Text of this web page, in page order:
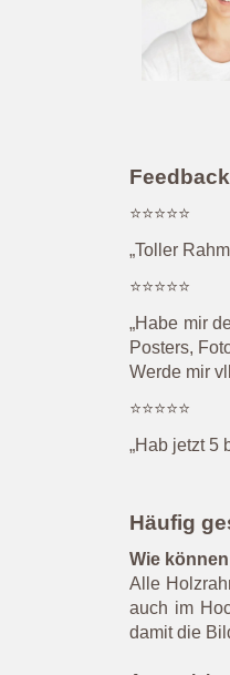
⭐⭐⭐⭐⭐
„Toller
⭐⭐⭐⭐⭐
„Habe mir
Posters,
Werde mir
⭐⭐⭐⭐⭐
„Hab jetzt 5
Häufig
Wie
Alle
auch im
damit die